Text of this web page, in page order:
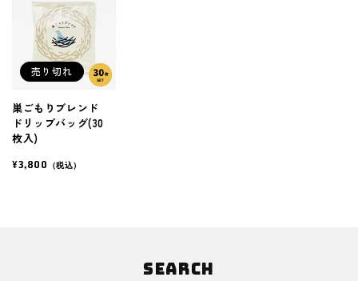
売り切れ
巣ごもりブレンド
ドリップバッグ(30
枚入)
¥3,800 （税込）
SEARCH